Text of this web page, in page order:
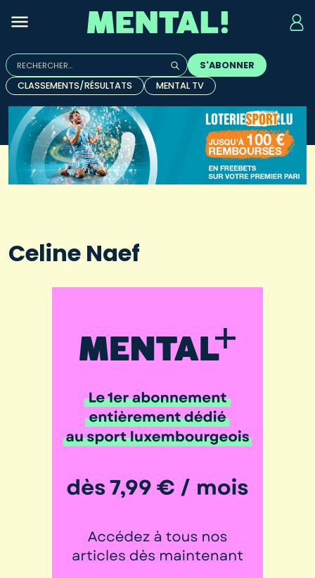
Rechercher :
Quand les résultats de l'auto-complétion sont
S'ABONNER
CLASSEMENTS/RÉSULTATS
MENTAL TV
Celine Naef